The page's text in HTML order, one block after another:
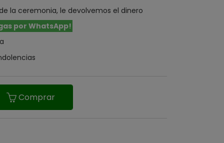
la ceremonia, le devolvemos el dinero
por WhatsApp!
Comprar